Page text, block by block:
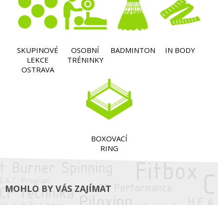
SKUPINOVÉ
LEKCE
OSTRAVA
OSOBNÍ
TRÉNINKY
BADMINTON IN BODY
BOXOVACÍ
RING
MOHLO BY VÁS ZAJÍMAT